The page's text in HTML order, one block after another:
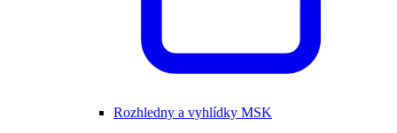
Rozhledny a vyhlídky MSK